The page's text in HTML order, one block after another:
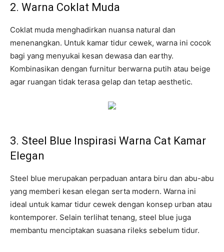
2. Warna Coklat Muda
Coklat muda menghadirkan nuansa natural dan
menenangkan. Untuk kamar tidur cewek, warna ini cocok
bagi yang menyukai kesan dewasa dan earthy.
Kombinasikan dengan furnitur berwarna putih atau beige
agar ruangan tidak terasa gelap dan tetap aesthetic.
3. Steel Blue Inspirasi Warna Cat Kamar
Elegan
Steel blue merupakan perpaduan antara biru dan abu-abu
yang memberi kesan elegan serta modern. Warna ini
ideal untuk kamar tidur cewek dengan konsep urban atau
kontemporer. Selain terlihat tenang, steel blue juga
membantu menciptakan suasana rileks sebelum tidur.